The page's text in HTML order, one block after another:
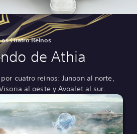
Cuatro Reinos
de Athia
cuatro reinos: Junoon al norte,
al oeste y Avoalet al sur.